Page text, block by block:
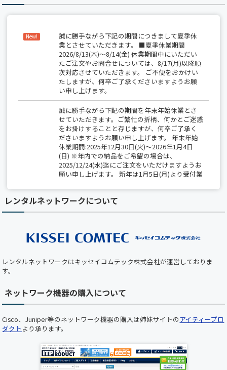
New!
誠に勝手ながら下記の期間につきまして夏季休
業とさせていただきます。 ■夏季休業期間
2026/8/13(木)～8/14(金) 休業期間中にいただい
たご注文やお問合せについては、8/17(月)以降順
次対応させていただきます。 ご不便をおかけい
たしますが、何卒ご了承くださいますようお願
い申し上げます。
誠に勝手ながら下記の期間を年末年始休業とさ
せていただきます。ご繁忙の折柄、何かとご迷惑
をお掛けすることと存じますが、何卒ご了承く
ださいますようお願い申し上げます。 年末年始
休業期間:2025年12月30日(火)～2026年1月4日
(日) ※年内での納品をご希望の場合は、
2025/12/24(水)迄にご注文をいただけますようお
願い申し上げます。 新年は1月5日(月)より受付業
【夏季休業のお知らせ】 2025/8/14(木)～
8/15(金)は全社一斉休業期間につき、 出荷業務
で、 ご不便をおかけしますが、何卒ご了承くだ
【ホームページメンテナンスのお知らせ】 平素
ームページのメンテナンスを実施いたします。
メンテナンス中はホームページをご利用いただ
うお願い申し上げます。 ■ メンテナンス日時
2025年5月22日（木）19:00 ～ 20:00（予定） お
適にご利用いただくための作業となりますので、
何卒ご理解とご協力のほどお願い申し上げます。
レンタルネットワークについて
レンタルネットワークはキッセイコムテック株式会社が運営しておりま
す。
ネットワーク機器の購入について
Cisco、Juniper等のネットワーク機器の購入は姉妹サイトの アイティープロ
ダクト より承ります。